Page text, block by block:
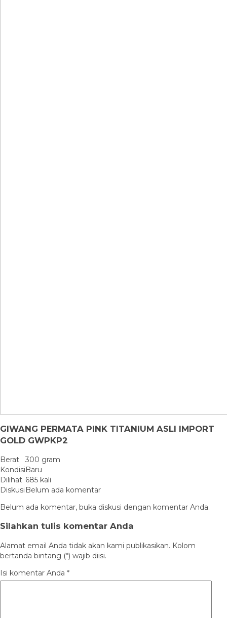
GIWANG PERMATA PINK TITANIUM ASLI IMPORT
GOLD GWPKP2
Berat
300 gram
KondisiBaru
Dilihat 685 kali
Diskusi Belum ada komentar
Belum ada komentar, buka diskusi dengan komentar Anda.
Silahkan tulis komentar Anda
Alamat email Anda tidak akan kami publikasikan. Kolom
bertanda bintang (*) wajib diisi.
Isi komentar Anda *